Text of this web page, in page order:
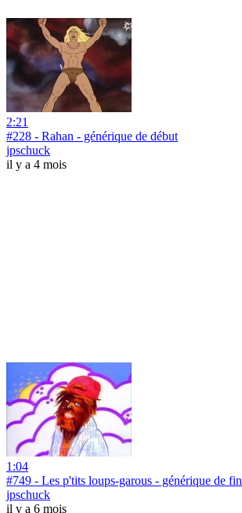
2:21
#228 - Rahan - générique de début
jpschuck
il y a 4 mois
1:04
#749 - Les p'tits loups-garous - générique de fin
jpschuck
il y a 6 mois